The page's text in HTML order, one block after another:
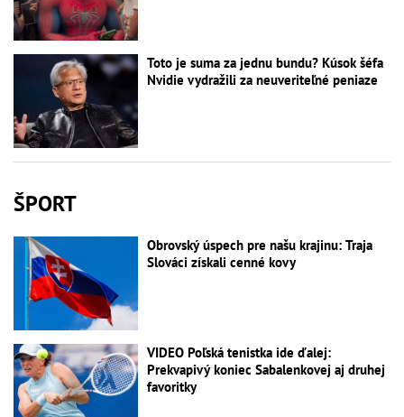
Toto je suma za jednu bundu? Kúsok šéfa
Nvidie vydražili za neuveriteľné peniaze
ŠPORT
Obrovský úspech pre našu krajinu: Traja
Slováci získali cenné kovy
VIDEO Poľská tenistka ide ďalej:
Prekvapivý koniec Sabalenkovej aj druhej
favoritky